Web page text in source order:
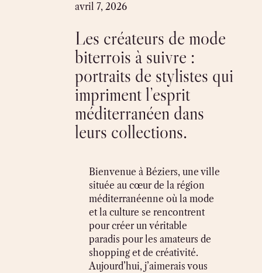
avril 7, 2026
Les créateurs de mode
biterrois à suivre :
portraits de stylistes qui
impriment l’esprit
méditerranéen dans
leurs collections.
Bienvenue à Béziers, une ville
située au cœur de la région
méditerranéenne où la mode
et la culture se rencontrent
pour créer un véritable
paradis pour les amateurs de
shopping et de créativité.
Aujourd’hui, j’aimerais vous